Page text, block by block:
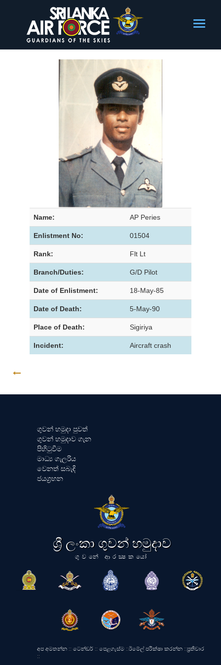
Name: AP Peries
Enlistment No: 01504
Rank: Flt Lt
Branch/Duties: G/D Pilot
Date of Enlistment: 18-May-85
Date of Death: 5-May-90
Place of Death: Sigiriya
Incident: Aircraft crash
ගුවන් හමුදා පුවත්
ගුවන් හමුදාව ගැන
පිහිටුවීම
මාධ්‍ය ගැලරිය
වෙනත් සබැඳි
ජයග්‍රහන
ශ්‍රී ලංකා ගුවන් හමුදාව
ගුවනේ ආරක්‍ෂකයෝ
අප අමතන්න :: ටෙන්ඩර් :: පෙළගැස්ම ::ඊමේල් පරීක්ෂා කරන්න ::ප්‍රතිචාර
::